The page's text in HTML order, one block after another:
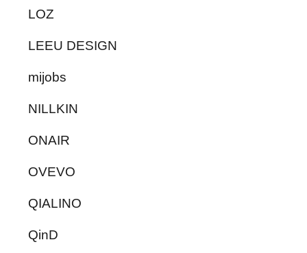
LOZ
LEEU DESIGN
mijobs
NILLKIN
ONAIR
OVEVO
QIALINO
QinD